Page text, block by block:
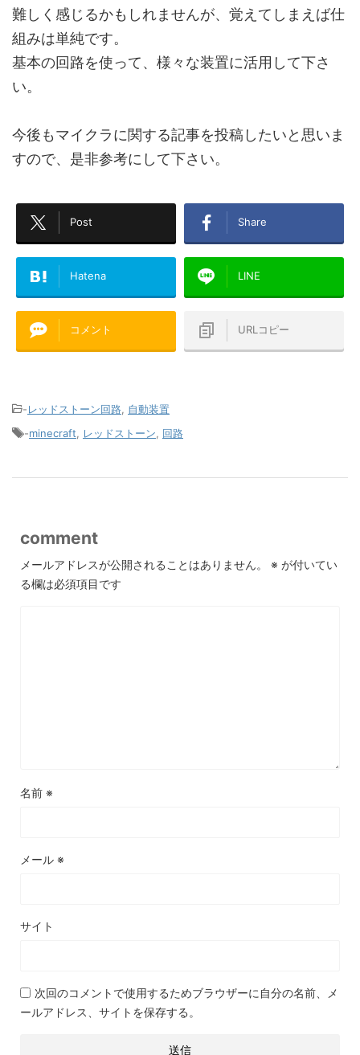
難しく感じるかもしれませんが、覚えてしまえば仕
組みは単純です。
基本の回路を使って、様々な装置に活用して下さ
い。
今後もマイクラに関する記事を投稿したいと思いま
すので、是非参考にして下さい。
Post Share
Hatena LINE
コメント URLコピー
-レッドストーン回路 自動装置
-minecraft レッドストーン 回路
comment
メールアドレスが公開されることはありません。 ※ が付いてい
る欄は必須項目です
名前 ※
メール ※
サイト
次回のコメントで使用するためブラウザーに自分の名前、メ
ールアドレス、サイトを保存する。